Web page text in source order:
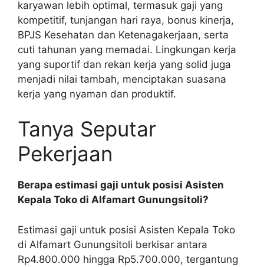
karyawan lebih optimal, termasuk gaji yang
kompetitif, tunjangan hari raya, bonus kinerja,
BPJS Kesehatan dan Ketenagakerjaan, serta
cuti tahunan yang memadai. Lingkungan kerja
yang suportif dan rekan kerja yang solid juga
menjadi nilai tambah, menciptakan suasana
kerja yang nyaman dan produktif.
Tanya Seputar
Pekerjaan
Berapa estimasi gaji untuk posisi Asisten
Kepala Toko di Alfamart Gunungsitoli?
Estimasi gaji untuk posisi Asisten Kepala Toko
di Alfamart Gunungsitoli berkisar antara
Rp4.800.000 hingga Rp5.700.000, tergantung